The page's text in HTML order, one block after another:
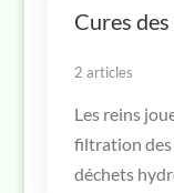
Cures
2 articles
Les reins
filtration des
déchets